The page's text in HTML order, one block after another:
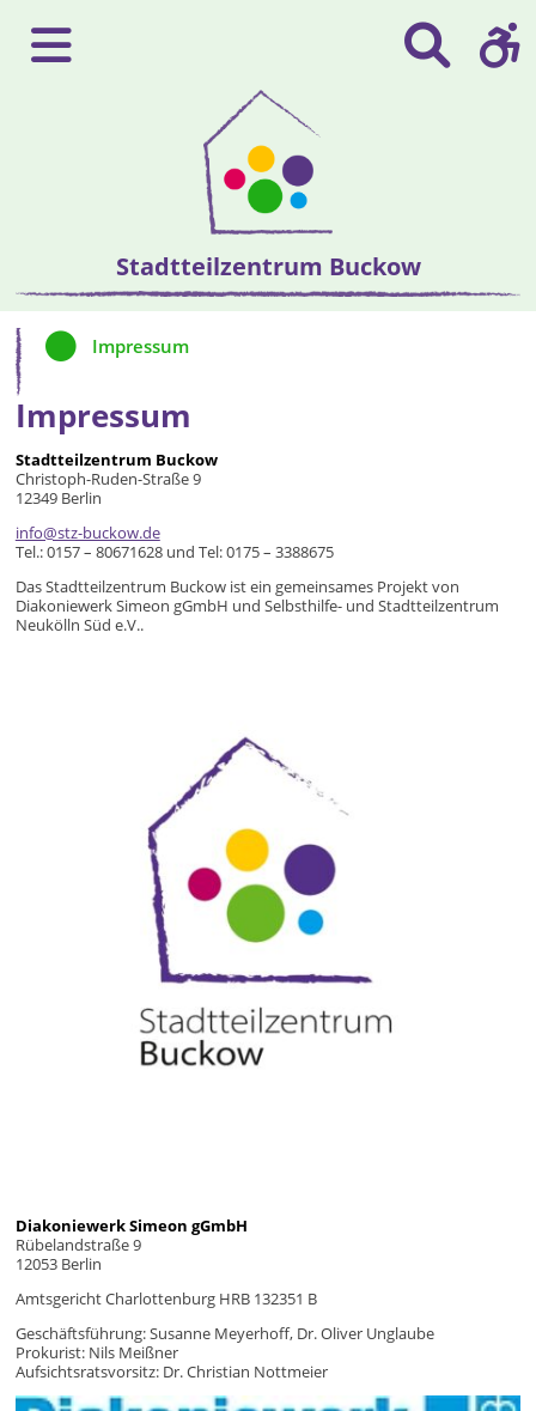
Stadtteilzentrum Buckow
Impressum
Stadtteilzentrum Buckow
Christoph-Ruden-Straße 9
12349 Berlin
info@stz-buckow.de
Tel.: 0157 – 80671628 und Tel: 0175 – 3388675
Das Stadtteilzentrum Buckow ist ein gemeinsames Projekt von
Diakoniewerk Simeon gGmbH und Selbsthilfe- und Stadtteilzentrum
Neukölln Süd e.V..
Diakoniewerk Simeon gGmbH
Rübelandstraße 9
12053 Berlin
Amtsgericht Charlottenburg HRB 132351 B
Geschäftsführung: Susanne Meyerhoff, Dr. Oliver Unglaube
Prokurist: Nils Meißner
Aufsichtsratsvorsitz: Dr. Christian Nottmeier
Impressum